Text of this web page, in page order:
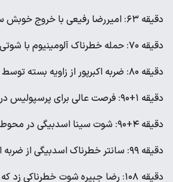
دقیقه ۶۳: امیررضا رفیعی با خروج خوبش سانتر اراکی‌ها را دفع کرد.
دقیقه ۷۰: حمله خطرناک آلومینیوم با شوتی سنگین، توسط امیررضا رفیعی به کرنر فرستاده شد.
دقیقه ۸۰: ضربه اکبرپور از زاویه بسته توسط رفیعی راهی کرنر شد.
دقیقه ۱+۹۰: فرصت عالی برای پرسپولیس در موقعیت دو به تک که نعمتی و دانیال با اشتباه عجیب مغلوب گوهری شدند و توپ دور شد.
دقیقه ۴+۹۰: شوت سینا اسدبیگی در محوطه از بالای دروازه بیرون رفت.
دقیقه ۹۹: سانتر خطرناک اسدبیگی از ضربه ایستگاهی با ضربه سر فرجی به شکل خطرناک بیرون رفت.
دقیقه ۱۰۸: رضا جبیره شوت